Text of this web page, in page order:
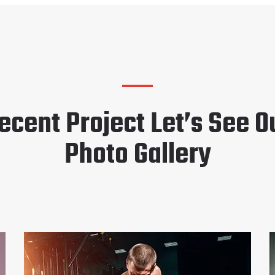
Project Let’s See
Photo Gallery